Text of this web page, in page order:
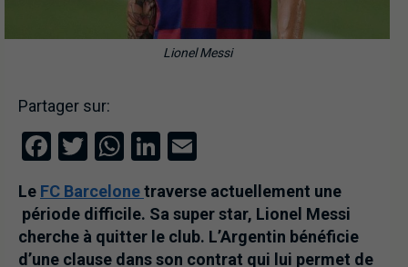
Lionel Messi
Partager sur:
Facebook
Twitter
WhatsApp
LinkedIn
Le FC Barcelonetraverse actuellement une
période difficile. Sa super star, Lionel Messi
cherche à quitter le club. L’Argentin bénéficie
d’une clause dans son contrat qui lui permet de